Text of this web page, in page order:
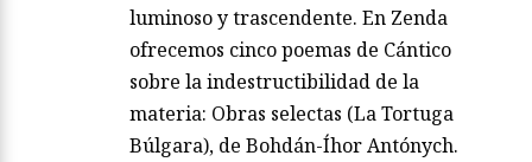
luminoso y trascendente. En Zenda
ofrecemos cinco poemas de Cántico
sobre la indestructibilidad de la
materia: Obras selectas (La Tortuga
Búlgara), de Bohdán-Íhor Antónych.